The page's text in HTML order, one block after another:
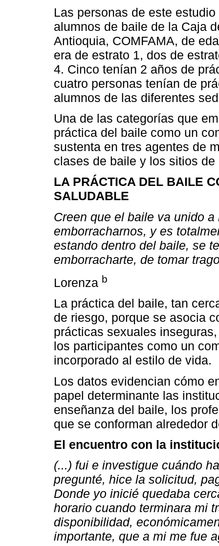
Las personas de este
alumnos de baile de la Caja
Antioquia, COMFAMA, de
era de estrato 1, dos de
4. Cinco tenían 2 años de
cuatro personas tenían de
alumnos de las diferentes
Una de las categorías que
práctica del baile como un
sustenta en tres agentes de
clases de baile y los sitios
LA PRÁCTICA DEL BAILE
SALUDABLE
Creen que el baile va unido
emborracharnos, y es
estando dentro del baile, se
emborracharte, de tomar
Lorenza b
La práctica del baile, tan
de riesgo, porque se asocia
prácticas sexuales
los participantes como un
incorporado al estilo de vida.
Los datos evidencian cómo
papel determinante las
enseñanza del baile, los
que se conforman alrededor
El encuentro con la
(...) fui e investigue cuándo
pregunté, hice la solicitud,
Donde yo inicié quedaba
horario cuando terminara mi
disponibilidad,
importante, que a mi me fue